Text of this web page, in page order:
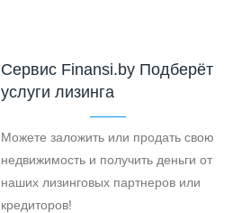
Cервис Finansi.by Подберёт
услуги лизинга
Можете заложить или продать свою
недвижимость и получить деньги от
наших лизинговых партнеров или
кредиторов!